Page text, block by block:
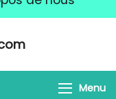
Menu